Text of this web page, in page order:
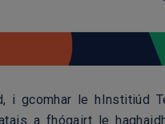
i gcomhar le hInstitiúd
a fhógairt le